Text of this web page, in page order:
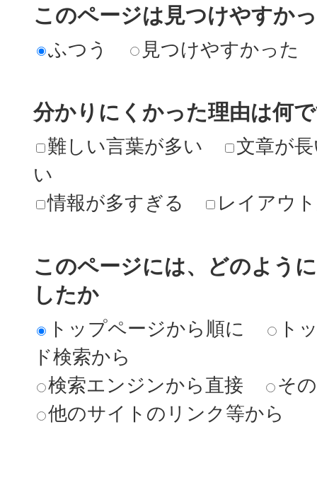
このページは見つけやすか
ふつう 見つけやすかった
分かりにくかった理由は何
難しい言葉が多い
文章が
い
情報が多すぎる
レイアウ
このページには、どのよう
したか
トップページから順に
ト
ド検索から
検索エンジンから直接
そ
他のサイトのリンク等から